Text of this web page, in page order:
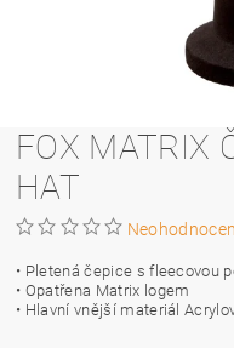
FOX MATRIX
HAT
• Pletená čepice s fleecovou
• Opatřena Matrix logem
• Hlavní vnější materiál